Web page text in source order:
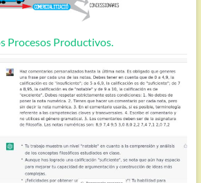
Procesos Productivos.